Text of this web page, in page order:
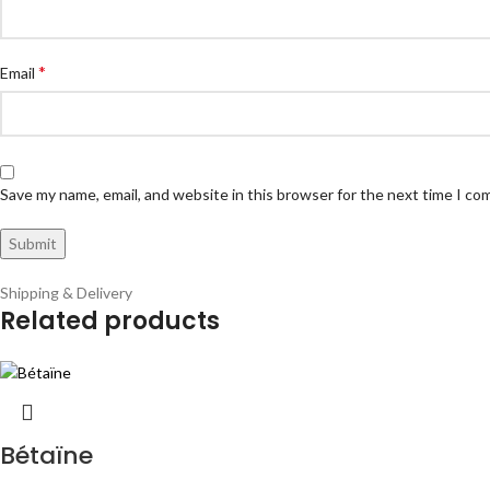
Email *
Save my name, email, and website in this browser for the next time I
Shipping & Delivery
Related products
Bétaïne